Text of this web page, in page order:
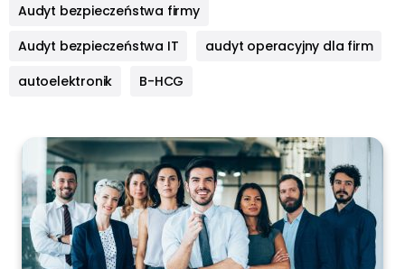
Audyt bezpieczeństwa firmy
Audyt bezpieczeństwa IT
audyt operacyjny dla firm
autoelektronik
B-HCG